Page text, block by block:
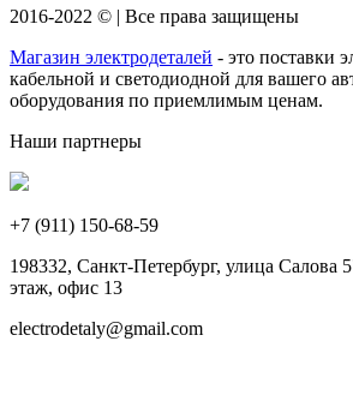
2016-2022 © | Все права защищены
Магазин электродеталей - это поставки
кабельной и светодиодной для вашего
оборудования по приемлимым ценам.
Наши партнеры
+7 (911) 150-68-59
198332, Санкт-Петербург, улица Салова
этаж, офис 13
electrodetaly@gmail.com